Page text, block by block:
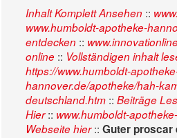
Inhalt Komplett Ansehen ::
www.humboldt-apotheke-
entdecken ::
online :: Vollständigen inhalt
https://www.humboldt-
hannover.de/apotheke/hah-
deutschland.htm :: Beiträge
Hier:: www.humboldt-
Webseite hier:: Guter proscar